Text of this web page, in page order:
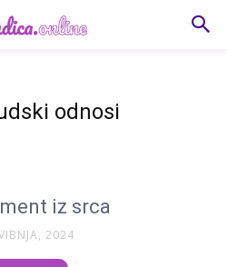
odnosi
iz srca
2024